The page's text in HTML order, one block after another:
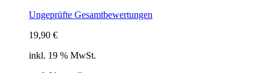
Ungeprüfte Gesamtbewertungen
19,90 €
inkl. 19 % MwSt.